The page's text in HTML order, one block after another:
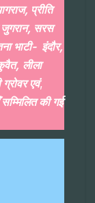
प्रीति
सरस
भाटी- इंदौर,
लीला
एवं,
की गई